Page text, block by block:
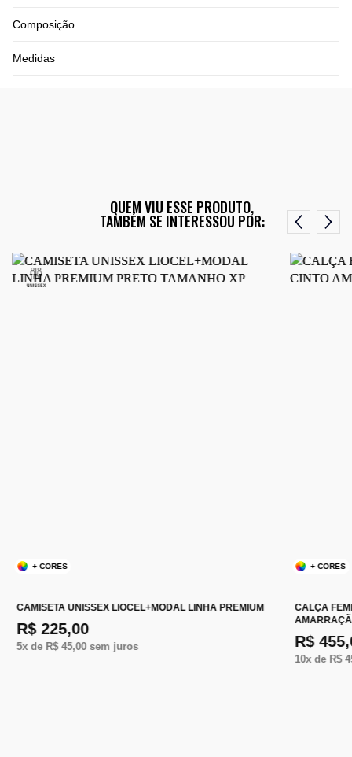
Composição
Medidas
QUEM VIU ESSE PRODUTO,
TAMBÉM SE INTERESSOU POR:
+ CORES
CAMISETA UNISSEX LIOCEL+MODAL LINHA PREMIUM
R$ 225,00
5x de R$ 45,00sem juros
+ CORES
CALÇA
R$
10x de R$